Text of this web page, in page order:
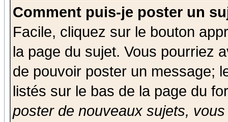
Comment puis-je poster un
Facile, cliquez sur le bouton
la page du sujet. Vous pourriez
de pouvoir poster un message;
listés sur le bas de la page du
poster de nouveaux sujets,